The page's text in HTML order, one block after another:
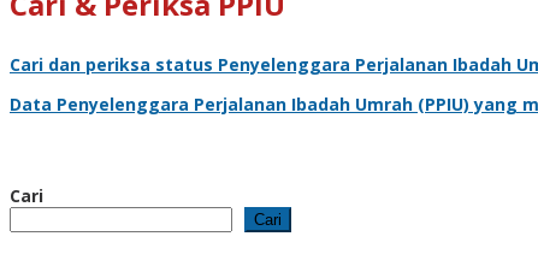
Cari dan periksa status Penyelenggara Perjalanan Ibadah
Data Penyelenggara Perjalanan Ibadah Umrah (PPIU) yang
Cari
Cari